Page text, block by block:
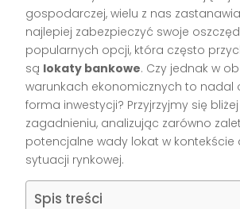
gospodarczej, wielu z nas
najlepiej zabezpieczyć swoje
popularnych opcji, która często
są lokaty bankowe. Czy jednak w
warunkach ekonomicznych to nadal
forma inwestycji? Przyjrzyjmy się
zagadnieniu, analizując zarówno
potencjalne wady lokat w kontekście
sytuacji rynkowej.
Spis treści